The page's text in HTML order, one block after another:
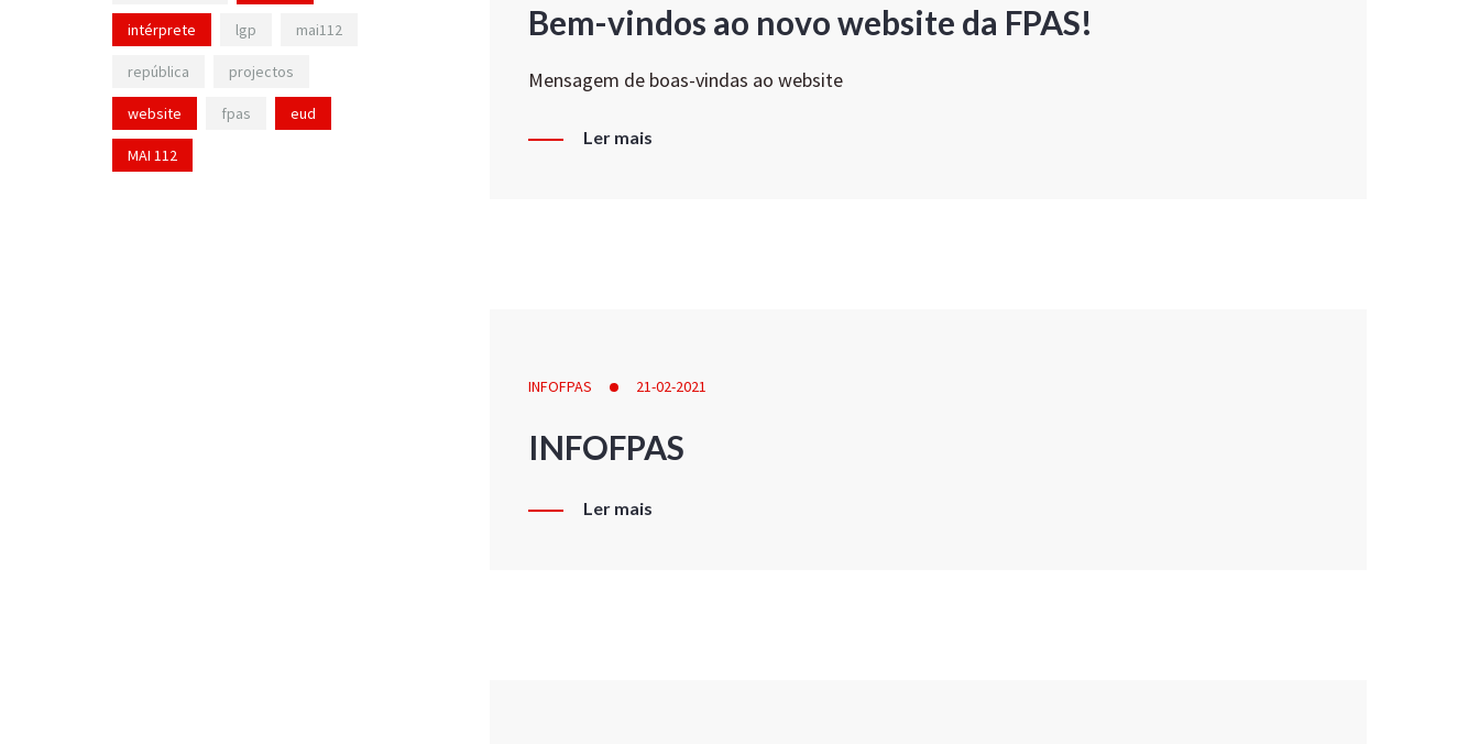
Bem-vindos ao novo website da FPAS!
Mensagem de boas-vindas ao website
Ler mais
INFOFPAS 21-02-2021
INFOFPAS
Ler mais
intérprete lgp mai112
república projectos
website fpas eud
MAI 112